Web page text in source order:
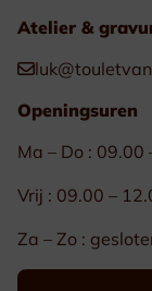
Atelier &
Openingsuren
Ma – Do :
Vrij : 09.00 –
Za – Zo :